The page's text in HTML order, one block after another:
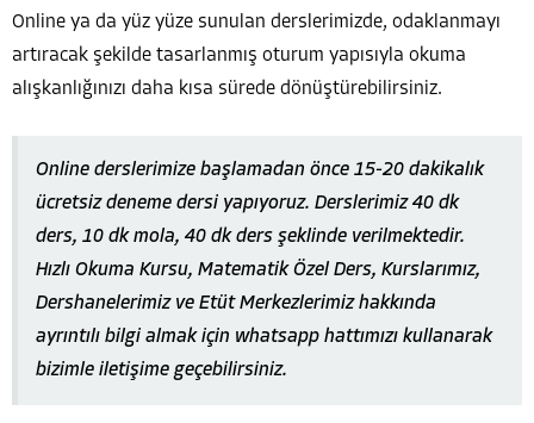
Online ya da yüz yüze sunulan derslerimizde, odaklanmayı
artıracak şekilde tasarlanmış oturum yapısıyla okuma
alışkanlığınızı daha kısa sürede dönüştürebilirsiniz.
Online derslerimize başlamadan önce 15-20 dakikalık
ücretsiz deneme dersi yapıyoruz. Derslerimiz 40 dk
ders, 10 dk mola, 40 dk ders şeklinde verilmektedir.
Hızlı Okuma Kursu, Matematik Özel Ders, Kurslarımız,
Dershanelerimiz ve Etüt Merkezlerimiz hakkında
ayrıntılı bilgi almak için whatsapp hattımızı kullanarak
bizimle iletişime geçebilirsiniz.